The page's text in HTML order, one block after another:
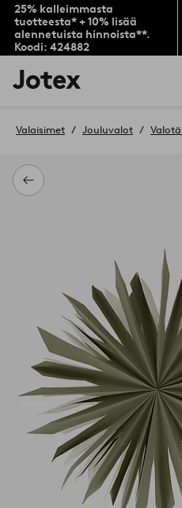
25% kalleimmasta
tuotteesta* + 10% lisää
alennetuista hinnoista**.
Koodi: 424882
Jotex-
logo
aloitussivulle
Takaisin
Valaisimet Jouluvalot